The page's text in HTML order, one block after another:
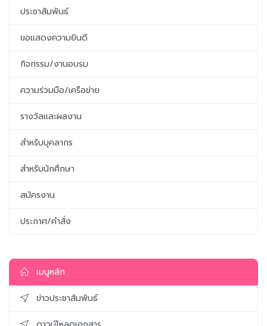
ประชาสัมพันธ์
ขอแสดงความยินดี
กิจกรรม/งานอบรม
ความร่วมมือ/เครือข่าย
รางวัลและผลงาน
สำหรับบุคลากร
สำหรับนักศึกษา
สมัครงาน
ประกาศ/คำสั่ง
เมนูหลัก
ข่าวประชาสัมพันธ์